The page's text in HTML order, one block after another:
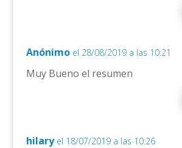
Anónimo el 28/08/2019 a las 10:21
Muy Bueno el resumen
hilary el 18/07/2019 a las 10:26